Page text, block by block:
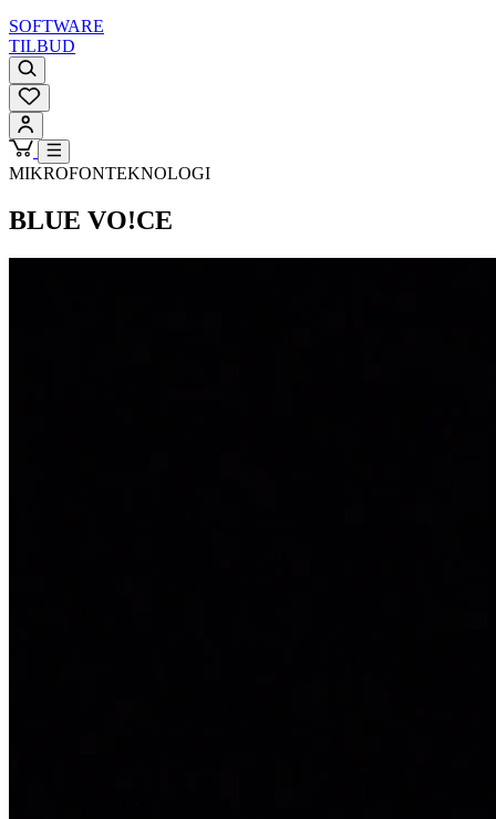
SOFTWARE
TILBUD
MIKROFONTEKNOLOGI
BLUE VO!CE